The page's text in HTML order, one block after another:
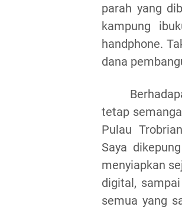
parah yang
kampung
handphone.
dana
tetap
Pulau
Saya
menyiapkan
digital,
semua yang